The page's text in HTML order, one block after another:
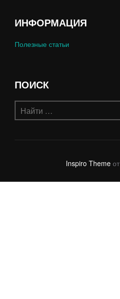
ИНФОРМАЦИЯ
Полезные статьи
ПОИСК
Поиск
по:
Inspiro Themeот